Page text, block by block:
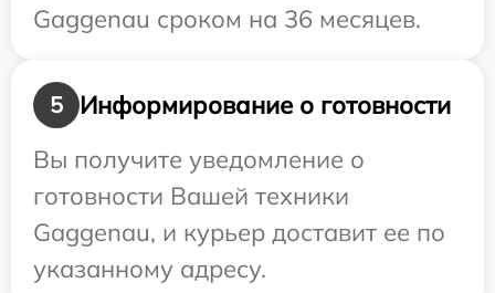
Gaggenau сроком на 36 месяцев.
5
Информирование о готовности
Вы получите уведомление о
готовности Вашей техники
Gaggenau, и курьер доставит ее по
указанному адресу.